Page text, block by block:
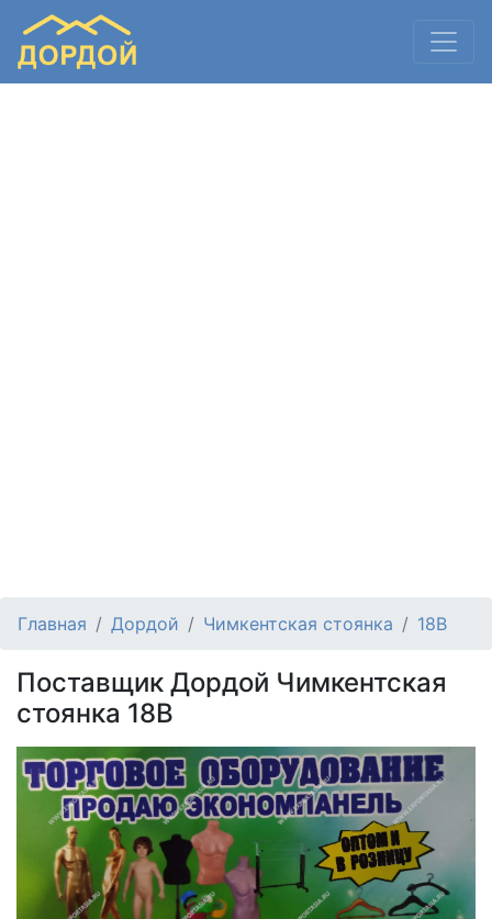
Главная Дордой Чимкентская стоянка 18В
Поставщик Дордой Чимкентская
стоянка 18В